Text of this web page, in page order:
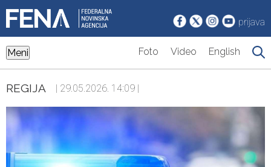
prijava
Meni Foto Video English
REGIJA | 29.05.2026. 14:09 |